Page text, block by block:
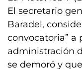
El secretario
Baradel,
convocatoria” a
administración
se demoró y